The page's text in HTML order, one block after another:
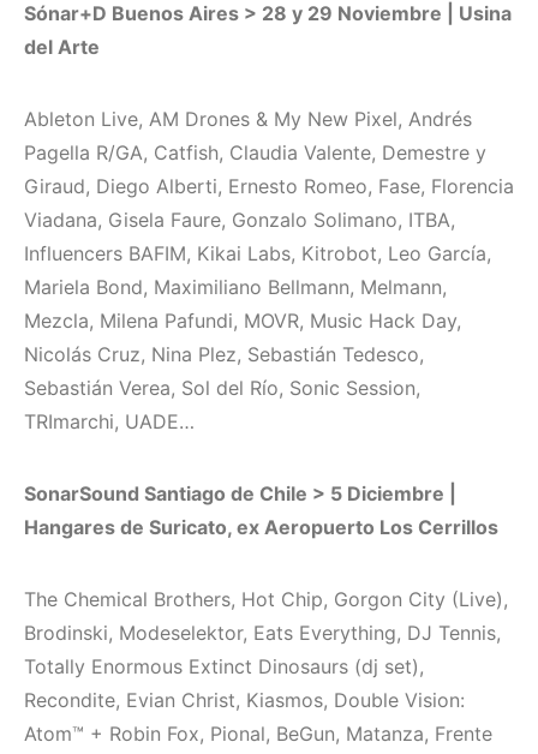
Sónar+D Buenos Aires > 28 y 29 Noviembre | Usina
del Arte
Ableton Live, AM Drones & My New Pixel, Andrés
Pagella R/GA, Catfish, Claudia Valente, Demestre y
Giraud, Diego Alberti, Ernesto Romeo, Fase, Florencia
Viadana, Gisela Faure, Gonzalo Solimano, ITBA,
Influencers BAFIM, Kikai Labs, Kitrobot, Leo García,
Mariela Bond, Maximiliano Bellmann, Melmann,
Mezcla, Milena Pafundi, MOVR, Music Hack Day,
Nicolás Cruz, Nina Plez, Sebastián Tedesco,
Sebastián Verea, Sol del Río, Sonic Session,
TRImarchi, UADE…
SonarSound Santiago de Chile > 5 Diciembre |
Hangares de Suricato, ex Aeropuerto Los Cerrillos
The Chemical Brothers, Hot Chip, Gorgon City (Live),
Brodinski, Modeselektor, Eats Everything, DJ Tennis,
Totally Enormous Extinct Dinosaurs (dj set),
Recondite, Evian Christ, Kiasmos, Double Vision:
Atom™ + Robin Fox, Pional, BeGun, Matanza, Frente